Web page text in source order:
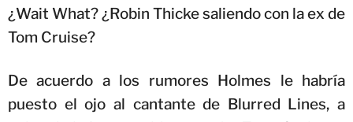
¿Wait What? ¿Robin Thicke saliendo con la ex de
Tom Cruise?
De acuerdo a los rumores Holmes le habría
puesto el ojo al cantante de Blurred Lines, a